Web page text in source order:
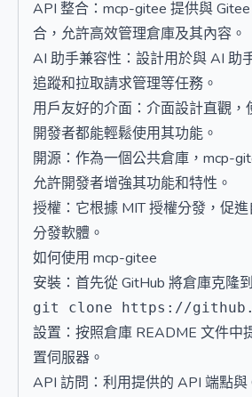
API 整合：mcp-gitee 提供與
合，允許高效管理倉庫及其內容。
AI 助手兼容性：設計用於與 AI 助
追蹤和拉取請求管理等任務。
用戶友好的介面：介面設計直觀，
開發者都能輕鬆使用其功能。
開源：作為一個公共倉庫，mcp-
允許開發者增強其功能和特性。
授權：它根據 MIT 授權分發，促
分發軟體。
如何使用 mcp-gitee
安裝：首先從 GitHub 將倉庫克隆
設置：按照倉庫 README 文件中
置伺服器。
API 訪問：利用提供的 API 端點